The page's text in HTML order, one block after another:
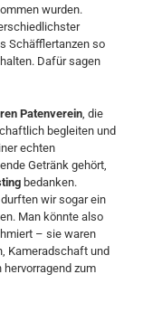
wurden.
Schäfflertanzen so
Dafür sagen
Patenverein, die
begleiten und
echten
Getränk gehört,
bedanken.
wir sogar ein
Man könnte also
– sie waren
Kameradschaft und
zum